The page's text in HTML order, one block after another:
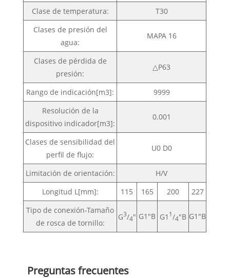
Clase de temperatura:
T30
Clases de presión del
agua:
MAPA 16
Clases de pérdida de
presión:
△P63
Rango de indicación[m3]:
9999
Resolución de la
dispositivo indicador[m3]:
0.001
Clases de sensibilidad del
perfil de flujo:
U0 D0
Limitación de orientación:
H/V
Longitud L[mm]:
115 165 200
227
Tipo de conexión-Tamaño
de rosca de tornillo:
G3/4" G1"B G1 1/4"B G1"B
Preguntas frecuentes